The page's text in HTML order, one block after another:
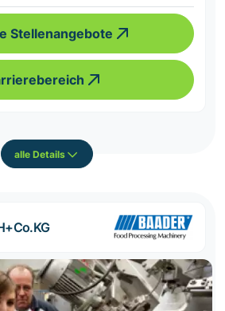
Stellenangebote
alle Details